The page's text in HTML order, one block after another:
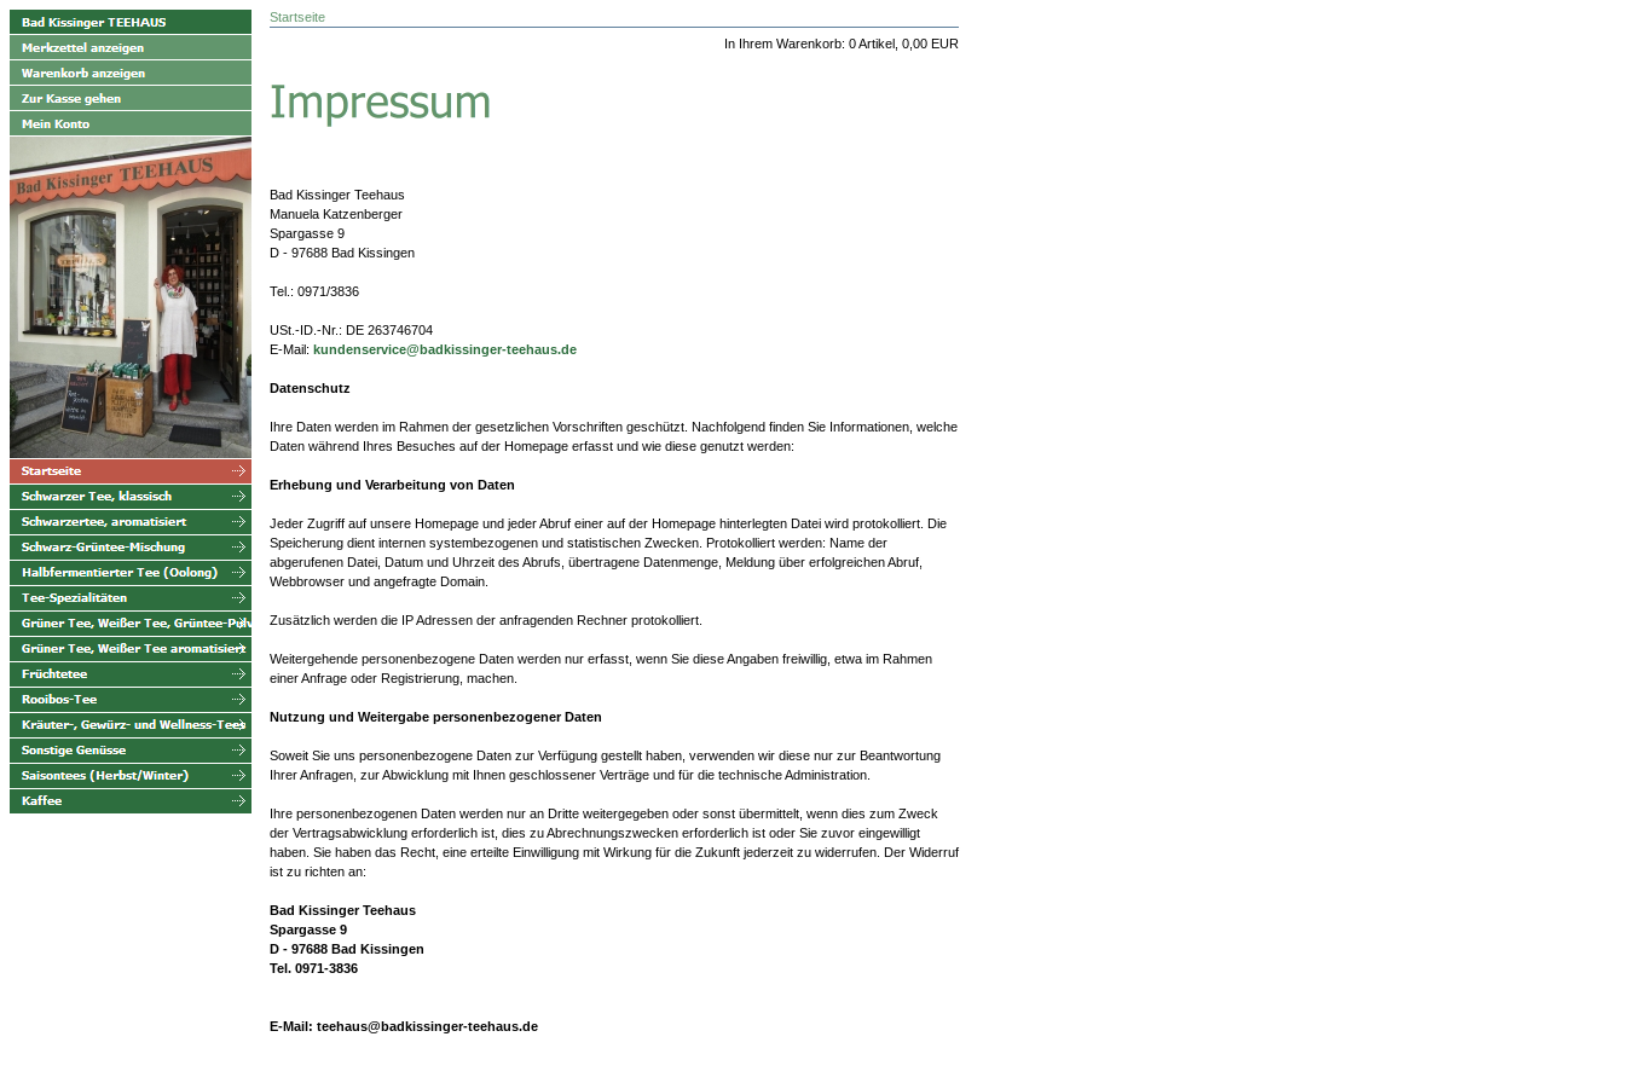
Startseite
In Ihrem Warenkorb: 0Artikel, 0,00 EUR
Bad Kissinger Teehaus
Manuela Katzenberger
Spargasse 9
D - 97688 Bad Kissingen
Tel.: 0971/3836
USt.-ID.-Nr.: DE 263746704
E-Mail: kundenservice@badkissinger-teehaus.de
Datenschutz
Ihre Daten werden im Rahmen der gesetzlichen Vorschriften geschützt. Nachfolgend finden Sie Informationen, welche
Daten während Ihres Besuches auf der Homepage erfasst und wie diese genutzt werden:
Erhebung und Verarbeitung von Daten
Jeder Zugriff auf unsere Homepage und jeder Abruf einer auf der Homepage hinterlegten Datei wird protokolliert. Die
Speicherung dient internen systembezogenen und statistischen Zwecken. Protokolliert werden: Name der
abgerufenen Datei, Datum und Uhrzeit des Abrufs, übertragene Datenmenge, Meldung über erfolgreichen Abruf,
Webbrowser und angefragte Domain.
Zusätzlich werden die IP Adressen der anfragenden Rechner protokolliert.
Weitergehende personenbezogene Daten werden nur erfasst, wenn Sie diese Angaben freiwillig, etwa im Rahmen
einer Anfrage oder Registrierung, machen.
Nutzung und Weitergabe personenbezogener Daten
Soweit Sie uns personenbezogene Daten zur Verfügung gestellt haben, verwenden wir diese nur zur Beantwortung
Ihrer Anfragen, zur Abwicklung mit Ihnen geschlossener Verträge und für die technische Administration.
Ihre personenbezogenen Daten werden nur an Dritte weitergegeben oder sonst übermittelt, wenn dies zum Zweck
der Vertragsabwicklung erforderlich ist, dies zu Abrechnungszwecken erforderlich ist oder Sie zuvor eingewilligt
haben. Sie haben das Recht, eine erteilte Einwilligung mit Wirkung für die Zukunft jederzeit zu widerrufen. Der Widerruf
ist zu richten an:
Bad Kissinger Teehaus
Spargasse 9
D - 97688 Bad Kissingen
Tel. 0971-3836
E-Mail: teehaus@badkissinger-teehaus.de